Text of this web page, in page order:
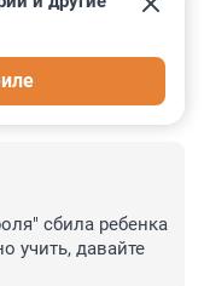
сбила ребенка
учить, давайте